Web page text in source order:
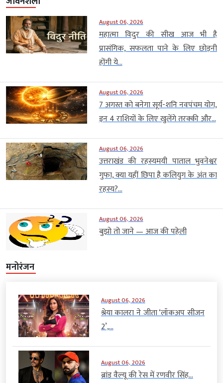
August 06, 2026
महात्मा विदुर की सीख आज भी है
प्रासंगिक, सफलता पाने के लिए छोड़नी
होंगी ये...
August 06, 2026
7 अगस्त को बनेगा सूर्य-शनि नवपंचम योग,
इन 4 राशियों के लिए खुलेंगे तरक्की और...
August 06, 2026
उत्तराखंड की रहस्यमयी पाताल भुवनेश्वर
गुफा, क्या यहीं छिपा है कलियुग के अंत का
रहस्य?...
August 06, 2026
बुझो तो जाने — आज की पहेली
मनोरंजन
August 06, 2026
श्रेया कालरा ने जीता ‘लॉकअप सीजन
2’,...
August 06, 2026
ब्रांड वैल्यू की रेस में रणवीर सिंह...